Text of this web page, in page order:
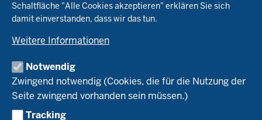
Schaltfläche "Alle Cookies akzeptieren" erklären Sie sich
damit einverstanden, dass wir das tun.
Weitere Informationen
Notwendig
Zwingend notwendig (Cookies, die für die Nutzung der
Seite zwingend vorhanden sein müssen.)
Tracking
Tierhaltung
Markt
Umstellung
Recht
Bioland
Naturland
Versuche
Leitbetriebe Ökologischer Landbau
Versuchsbetriebe
WRRL-Modellbetriebe
Kontakte Versuchswesen
Aktuelles
Arbeitsschwerpunkte
Material & Kontakt
Forschung
Projekte Ökoteam